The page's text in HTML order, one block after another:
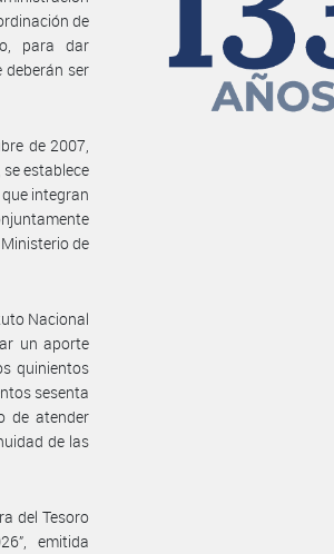
de
para dar
deberán ser
de 2007,
establece
integran
de
Nacional
un aporte
quinientos
sesenta
de atender
de las
del Tesoro
emitida